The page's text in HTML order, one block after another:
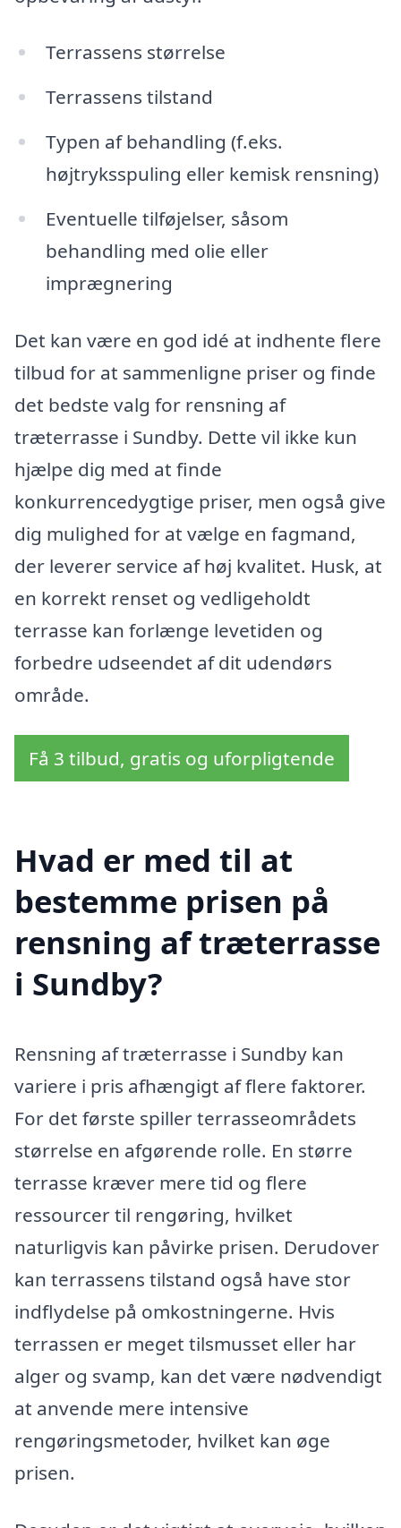
Terrassens størrelse
Terrassens tilstand
Typen af behandling (f.eks.
højtryksspuling eller kemisk rensning)
Eventuelle tilføjelser, såsom
behandling med olie eller
imprægnering
Det kan være en god idé at indhente flere
tilbud for at sammenligne priser og finde
det bedste valg for rensning af
træterrasse i Sundby. Dette vil ikke kun
hjælpe dig med at finde
konkurrencedygtige priser, men også give
dig mulighed for at vælge en fagmand,
der leverer service af høj kvalitet. Husk, at
en korrekt renset og vedligeholdt
terrasse kan forlænge levetiden og
forbedre udseendet af dit udendørs
område.
Få 3 tilbud, gratis og uforpligtende
Hvad er med til at
bestemme prisen på
rensning af træterrasse
i Sundby?
Rensning af træterrasse i Sundby kan
variere i pris afhængigt af flere faktorer.
For det første spiller terrasseområdets
størrelse en afgørende rolle. En større
terrasse kræver mere tid og flere
ressourcer til rengøring, hvilket
naturligvis kan påvirke prisen. Derudover
kan terrassens tilstand også have stor
indflydelse på omkostningerne. Hvis
terrassen er meget tilsmusset eller har
alger og svamp, kan det være nødvendigt
at anvende mere intensive
rengøringsmetoder, hvilket kan øge
prisen.